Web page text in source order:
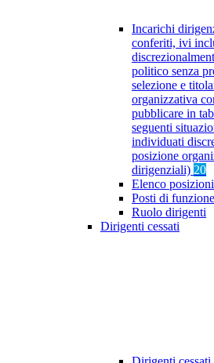
Incarichi
conferiti, ivi
politico senza
selezione e
organizzativa
pubblicare in
seguenti
individuati
posizione
dirigenziali) 20
Elenco
Posti di
Ruolo dirigenti
Dirigenti cessati